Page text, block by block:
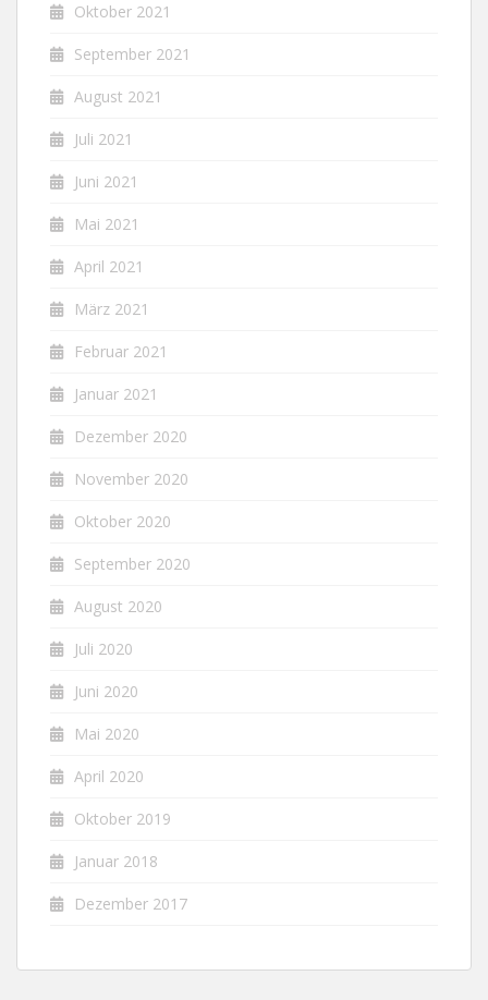
Oktober 2021
September 2021
August 2021
Juli 2021
Juni 2021
Mai 2021
April 2021
März 2021
Februar 2021
Januar 2021
Dezember 2020
November 2020
Oktober 2020
September 2020
August 2020
Juli 2020
Juni 2020
Mai 2020
April 2020
Oktober 2019
Januar 2018
Dezember 2017